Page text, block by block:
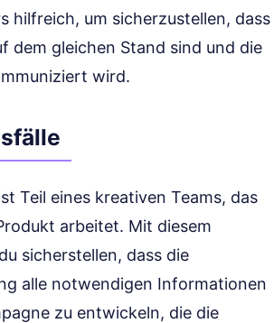
hilfreich, um sicherzustellen, dass
dem gleichen Stand sind und die
wird.
Teil eines kreativen Teams, das
arbeitet. Mit diesem
sicherstellen, dass die
alle notwendigen Informationen
zu entwickeln, die die